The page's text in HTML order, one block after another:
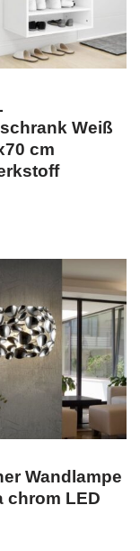
Weiß
cm
Wandlampe
chrom LED